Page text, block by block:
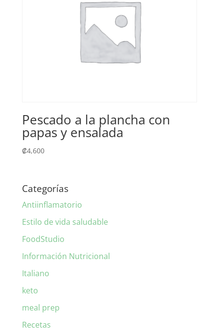
Pescado a la plancha con
papas y ensalada
₡4,600
Categorías
Antiinflamatorio
Estilo de vida saludable
FoodStudio
Información Nutricional
Italiano
keto
meal prep
Recetas